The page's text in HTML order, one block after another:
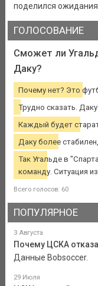
поделился
ГОЛОСОВАНИЕ
Сможет ли
Даку?
Почему нет? Это
Трудно сказать.
Каждый будет
Даку более
Так Угальде в
команду. Ситуация
Всего голосов: 60
ПОПУЛЯРНОЕ
3 Августа
Почему ЦСКА
Данные Bobsoccer.
29 Июля